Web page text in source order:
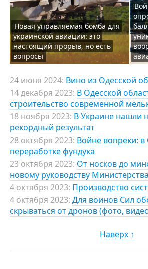
Новая управляемая бомба для
украинской авиации: это
настоящий прорыв, но есть
вопросы
24 июня 2024: Вино из Одесской
14 декабря 2023: В Одесской
строительство современной
18 ноября 2023: В Украине нашли
рекордный результат
28 октября 2023: Войне вопреки: в
переработке фундука
23 октября 2023: От носков до
новому руководству
4 октября 2023: Производство
4 октября 2023: Для воинов Сил
скрываться от дронов (фото,
Наверх ↑